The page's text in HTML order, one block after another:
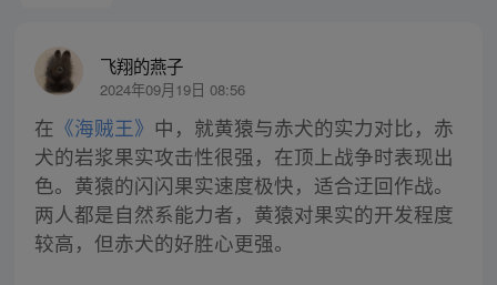
飞翔的燕子
2024年09月19日 08:56
在 《海贼王》 中，就黄猿与赤犬的实力对比，赤
犬的岩浆果实攻击性很强，在顶上战争时表现出
色。黄猿的闪闪果实速度极快，适合迂回作战。
两人都是自然系能力者，黄猿对果实的开发程度
较高，但赤犬的好胜心更强。